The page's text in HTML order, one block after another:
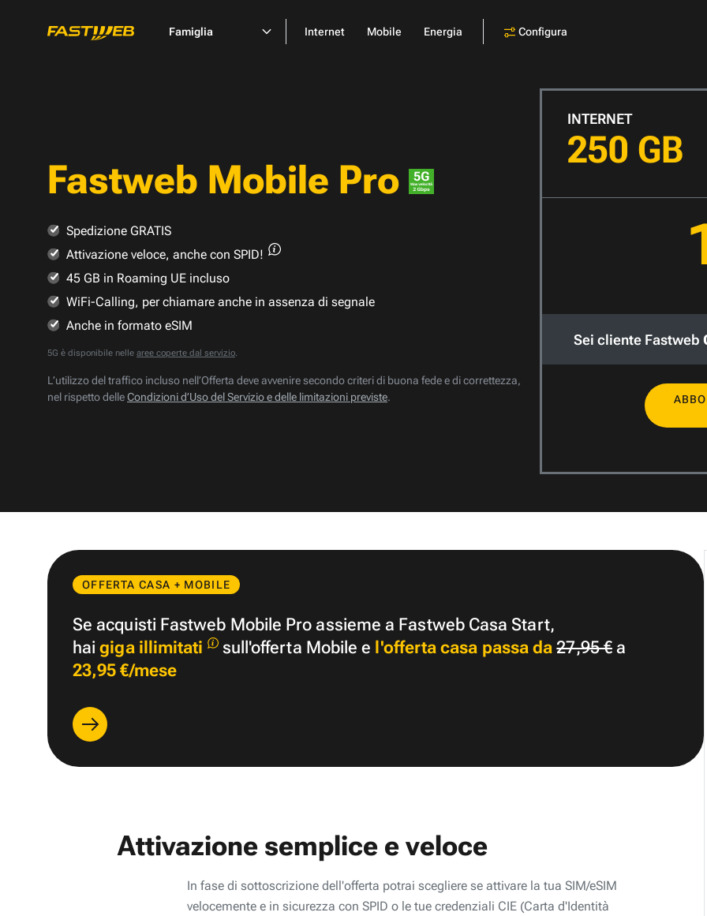
Famiglia Internet Mobile Energia Configura
Fastweb Mobile Pro
INTERNET
250 GB
Sei cliente Fastweb
Spedizione GRATIS
Attivazione veloce, anche con SPID!
45 GB in Roaming UE incluso
WiFi-Calling, per chiamare anche in assenza di segnale
Anche in formato eSIM
5G è disponibile nelle aree coperte dal servizio.
L’utilizzo del traffico incluso nell’Offerta deve avvenire secondo criteri di buona fede e di correttezza,
nel rispetto delleCondizioni d’Uso del Servizio e delle limitazioni previste.
OFFERTA CASA + MOBILE
Se acquisti Fastweb Mobile Pro assieme a Fastweb Casa Start,
haigiga illimitati sull'offerta Mobile e l'offerta casa passa da 27,95 €a
23,95 €/mese
Attivazione semplice e veloce
In fase di sottoscrizione dell'offerta potrai scegliere se attivare la tua SIM/eSIM
velocemente e in sicurezza con SPID o le tue credenziali CIE (Carta d'Identità